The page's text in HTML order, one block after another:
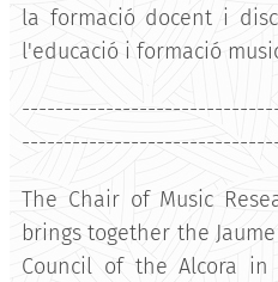
la formació docent i
l'educació i formació
The Chair of Music
brings together the
Council of the Alcora